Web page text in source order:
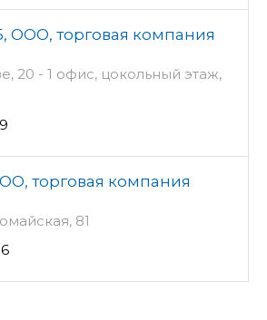
ООО, торговая компания
20 - 1 офис, цокольный этаж,
торговая компания
81